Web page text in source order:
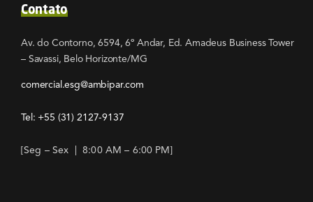
Contato
Av. do Contorno, 6594, 6º Andar, Ed. Amadeus Business Tower
– Savassi, Belo Horizonte/MG
comercial.esg@ambipar.com
Tel: +55 (31) 2127-9137
[Seg – Sex | 8:00 AM – 6:00 PM]